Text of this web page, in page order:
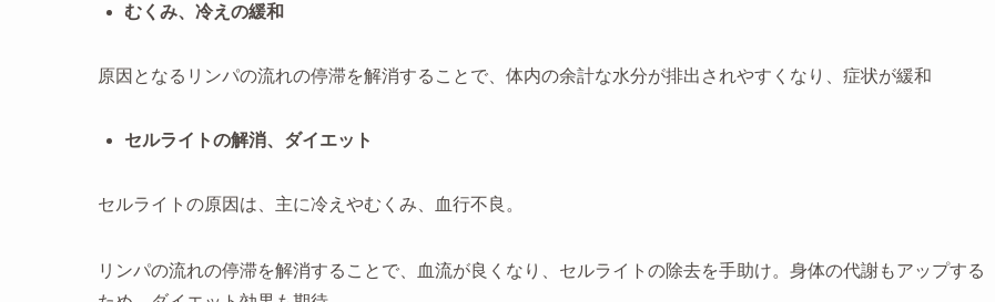
むくみ、冷えの緩和
原因となるリンパの流れの停滞を解消することで、体内の余計な水分が排出されやすくなり、症状が緩和
セルライトの解消、ダイエット
セルライトの原因は、主に冷えやむくみ、血行不良。
リンパの流れの停滞を解消することで、血流が良くなり、セルライトの除去を手助け。身体の代謝もアップする